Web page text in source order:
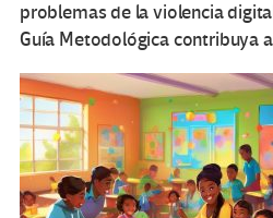
problemas de la violencia
Guía Metodológica contribuya